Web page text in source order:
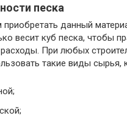
песка
данный
весит куб песка, чтобы
При любых
такие виды сырья,